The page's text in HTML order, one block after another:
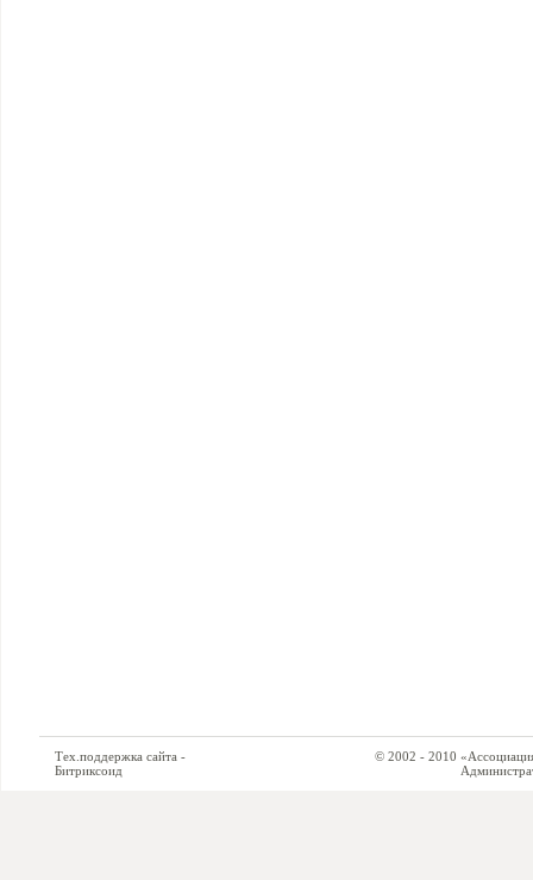
Тех.поддержка сайта -
Битриксоид
© 2002 - 2010 «Ассоциация